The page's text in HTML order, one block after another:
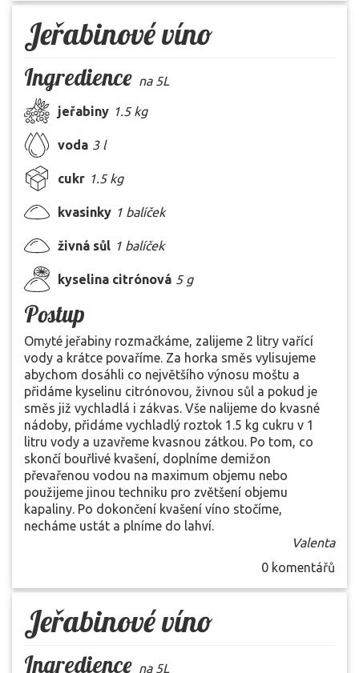
Jeřabinové víno
Ingredience na 5L
jeřabiny 1.5 kg
voda 3 l
cukr 1.5 kg
kvasinky 1 balíček
živná sůl 1 balíček
kyselina citrónová 5 g
Postup
Omyté jeřabiny rozmačkáme, zalijeme 2 litry vařící
vody a krátce povaříme. Za horka směs vylisujeme
abychom dosáhli co největšího výnosu moštu a
přidáme kyselinu citrónovou, živnou sůl a pokud je
směs již vychladlá i zákvas. Vše nalijeme do kvasné
nádoby, přidáme vychladlý roztok 1.5 kg cukru v 1
litru vody a uzavřeme kvasnou zátkou. Po tom, co
skončí bouřlivé kvašení, doplníme demižon
převařenou vodou na maximum objemu nebo
použijeme jinou techniku pro zvětšení objemu
kapaliny. Po dokončení kvašení víno stočíme,
necháme ustát a plníme do lahví.
Valenta
0 komentářů
Jeřabinové víno
Ingredience na 5L